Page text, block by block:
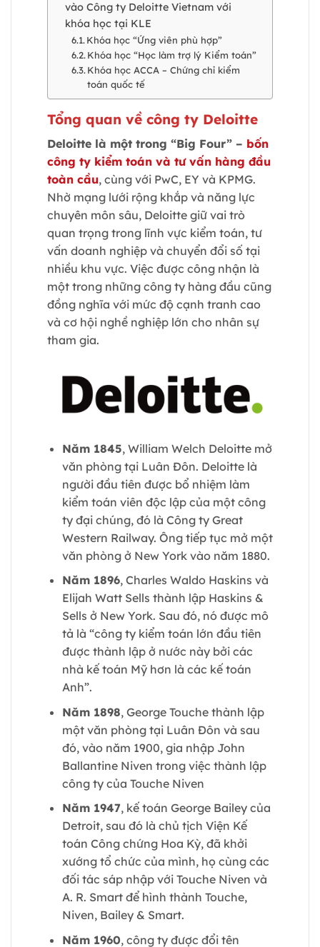
vào Công ty Deloitte Vietnam với
khóa học tại KLE
Khóa học “Ứng viên phù hợp”
Khóa học “Học làm trợ lý Kiểm toán”
Khóa học ACCA – Chứng chỉ kiểm
toán quốc tế
Tổng quan về công ty Deloitte
Deloitte là một trong “Big Four” – bốn
công ty kiểm toán và tư vấn hàng đầu
toàn cầu, cùng với PwC, EY và KPMG.
Nhờ mạng lưới rộng khắp và năng lực
chuyên môn sâu, Deloitte giữ vai trò
quan trọng trong lĩnh vực kiểm toán, tư
vấn doanh nghiệp và chuyển đổi số tại
nhiều khu vực. Việc được công nhận là
một trong những công ty hàng đầu cũng
đồng nghĩa với mức độ cạnh tranh cao
và cơ hội nghề nghiệp lớn cho nhân sự
tham gia.
Năm 1845, William Welch Deloitte mở
văn phòng tại Luân Đôn. Deloitte là
người đầu tiên được bổ nhiệm làm
kiểm toán viên độc lập của một công
ty đại chúng, đó là Công ty Great
Western Railway. Ông tiếp tục mở một
văn phòng ở New York vào năm 1880.
Năm 1896, Charles Waldo Haskins và
Elijah Watt Sells thành lập Haskins &
Sells ở New York. Sau đó, nó được mô
tả là “công ty kiểm toán lớn đầu tiên
được thành lập ở nước này bởi các
nhà kế toán Mỹ hơn là các kế toán
Anh”.
Năm 1898, George Touche thành lập
một văn phòng tại Luân Đôn và sau
đó, vào năm 1900, gia nhập John
Ballantine Niven trong việc thành lập
công ty của Touche Niven
Năm 1947, kế toán George Bailey của
Detroit, sau đó là chủ tịch Viện Kế
toán Công chứng Hoa Kỳ, đã khởi
xướng tổ chức của mình, họ cùng các
đối tác sáp nhập với Touche Niven và
A. R. Smart để hình thành Touche,
Niven, Bailey & Smart.
Năm 1960, công ty được đổi tên